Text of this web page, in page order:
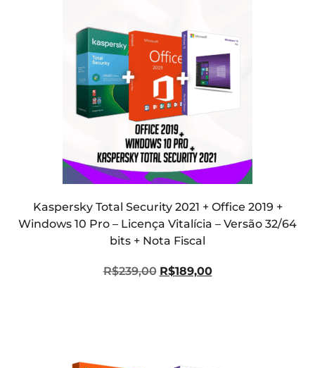
Kaspersky Total Security 2021 + Office 2019 +
Windows 10 Pro – Licença Vitalícia – Versão 32/64
bits + Nota Fiscal
R$239,00 R$189,00